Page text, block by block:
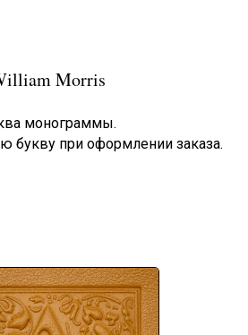
Morris
монограммы.
букву при оформлении заказа.